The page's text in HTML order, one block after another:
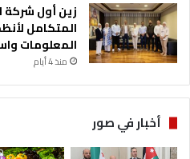
زين أول شركة
المتكامل
المعلومات
منذ 4 أيام
أخبار في صور